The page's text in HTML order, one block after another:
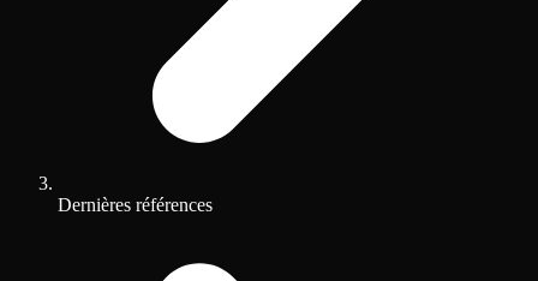
Dernières références